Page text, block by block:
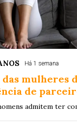
Há 1 semana
das mulheres
de
admitem ter